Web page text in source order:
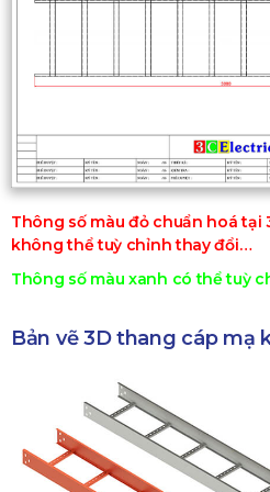
Thông số màu đỏ chuẩn hoá tại
không thể tuỳ chỉnh thay đổi…
Thông số màu xanh có thể tuỳ
Bản vẽ 3D thang cáp mạ